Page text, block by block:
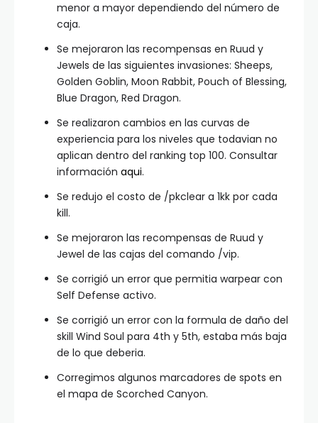
menor a mayor dependiendo del número de
caja.
Se mejoraron las recompensas en Ruud y
Jewels de las siguientes invasiones: Sheeps,
Golden Goblin, Moon Rabbit, Pouch of Blessing,
Blue Dragon, Red Dragon.
Se realizaron cambios en las curvas de
experiencia para los niveles que todavian no
aplican dentro del ranking top 100. Consultar
información aqui.
Se redujo el costo de /pkclear a 1kk por cada
kill.
Se mejoraron las recompensas de Ruud y
Jewel de las cajas del comando /vip.
Se corrigió un error que permitia warpear con
Self Defense activo.
Se corrigió un error con la formula de daño del
skill Wind Soul para 4th y 5th, estaba más baja
de lo que deberia.
Corregimos algunos marcadores de spots en
el mapa de Scorched Canyon.